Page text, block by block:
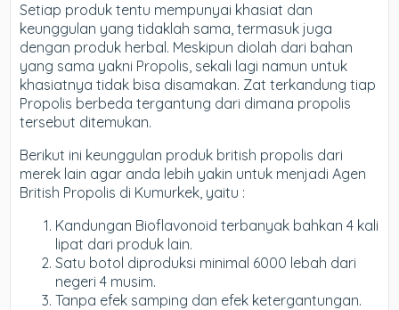
Setiap produk tentu mempunyai khasiat dan
keunggulan yang tidaklah sama, termasuk juga
dengan produk herbal. Meskipun diolah dari bahan
yang sama yakni Propolis, sekali lagi namun untuk
khasiatnya tidak bisa disamakan. Zat terkandung tiap
Propolis berbeda tergantung dari dimana propolis
tersebut ditemukan.
Berikut ini keunggulan produk british propolis dari
merek lain agar anda lebih yakin untuk menjadi Agen
British Propolis di Kumurkek, yaitu :
Kandungan Bioflavonoid terbanyak bahkan 4 kali
lipat dari produk lain.
Satu botol diproduksi minimal 6000 lebah dari
negeri 4 musim.
Tanpa efek samping dan efek ketergantungan.